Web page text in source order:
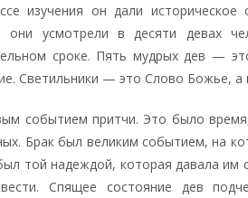
изучения он дали историческое
они усмотрели в десяти девах
сроке. Пять мудрых дев —
Светильники — это Слово Божье, а
событием притчи. Это было
Брак был великим событием, на
той надеждой, которая давала им
Спящее состояние дев